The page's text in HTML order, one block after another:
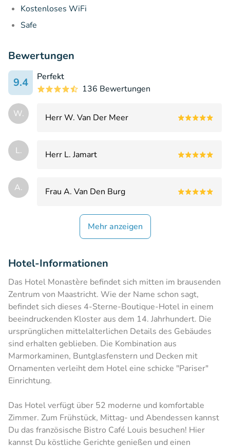
Kostenloses WiFi
Safe
Bewertungen
9.4
Perfekt
136 Bewertungen
W. Herr W. Van Der Meer
L. Herr L. Jamart
A. Frau A. Van Den Burg
Mehr anzeigen
Hotel-Informationen
Das Hotel Monastère befindet sich mitten im brausenden
Zentrum von Maastricht. Wie der Name schon sagt,
befindet sich dieses 4-Sterne-Boutique-Hotel in einem
beeindruckenden Kloster aus dem 14. Jahrhundert. Die
ursprünglichen mittelalterlichen Details des Gebäudes
sind erhalten geblieben. Die Kombination aus
Marmorkaminen, Buntglasfenstern und Decken mit
Ornamenten verleiht dem Hotel eine schicke "Pariser"
Einrichtung.
Das Hotel verfügt über 52 moderne und komfortable
Zimmer. Zum Frühstück, Mittag- und Abendessen kannst
Du das französische Bistro Café Louis besuchen! Hier
kannst Du köstliche Gerichte genießen und einen